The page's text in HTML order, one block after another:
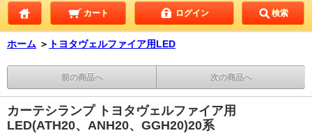
カート ログイン 検索
ホーム ＞ トヨタヴェルファイア用LED
前の商品へ 次の商品へ
カーテシランプ トヨタヴェルファイア用
LED(ATH20、ANH20、GGH20)20系